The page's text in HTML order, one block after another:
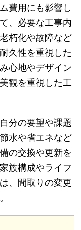
費用にも影響し
、必要な工事内
朽化や故障など
久性を重視した
心地やデザイン
観を重視した工
分の要望や課題
水や省エネなど
の交換や更新を
族構成やライフ
、間取りの変更